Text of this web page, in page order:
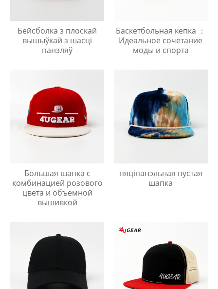
Бейсболка з плоскай
вышыўкай з шасці
панэляў
Баскетбольная кепка ：
Идеальное сочетание
моды и спорта
Большая шапка с
комбинацией розового
цвета и объемной
вышивкой
пяціпанэльная пустая
шапка